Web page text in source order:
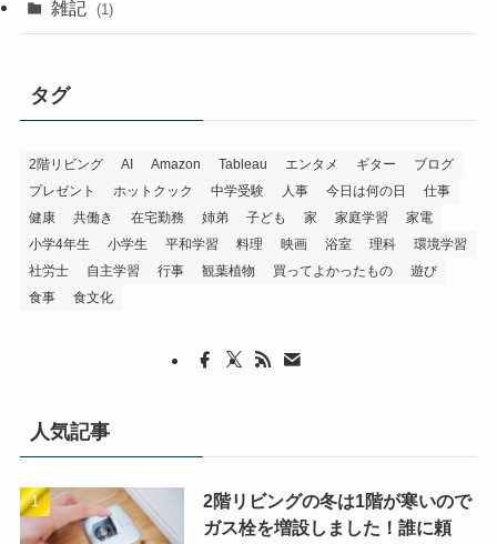
雑記 (1)
タグ
2階リビング AI Amazon Tableau エンタメ ギター
ブログ
プレゼント
ホットクック 中学受験 人事 今日は何の日
仕事
健康
共働き 在宅勤務 姉弟 子ども 家 家庭学習
家電
小学4年生
小学生 平和学習 料理 映画 浴室 理科
環境学習
社労士
自主学習 行事 観葉植物 買ってよかったもの
遊び
食事
食文化
人気記事
2階リビングの冬は1階が寒いので
ガス栓を増設しました！誰に頼